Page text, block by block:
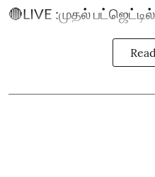
🔴LIVE :முதல் பட்ஜெட்டில்